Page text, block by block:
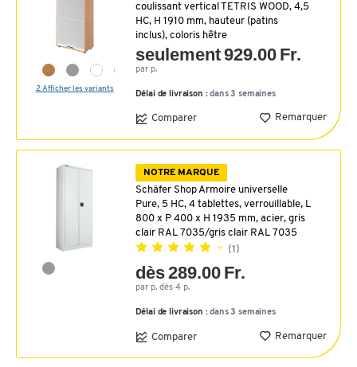
2 Afficher les variants
coulissant vertical TETRIS WOOD, 4,5
HC, H 1910 mm, hauteur (patins
inclus), coloris hêtre
seulement 929.00 Fr.
par p.
Délai de livraison :dans 3 semaines
Comparer Remarquer
NOTRE MARQUE
Schäfer Shop Armoire universelle
Pure, 5 HC, 4 tablettes, verrouillable, L
800 x P 400 x H 1935 mm, acier, gris
clair RAL 7035/gris clair RAL 7035
(1)
dès 289.00 Fr.
par p. dès 4 p.
Délai de livraison :dans 3 semaines
Comparer Remarquer